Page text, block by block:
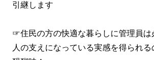
引継します
☞住民の方の快適な暮らしに管理員は
人の支えになっている実感を得られ